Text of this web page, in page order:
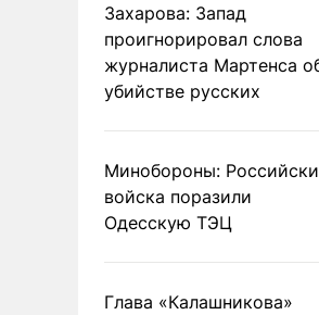
Захарова: Запад
проигнорировал слова
журналиста Мартенса
убийстве русских
Минобороны:
войска поразили
Одесскую ТЭЦ
Глава «Калашникова»